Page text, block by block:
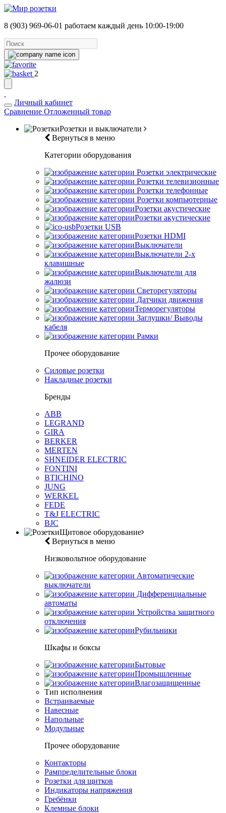
8 (903) 969-06-01 работаем каждый день 10:00-19:00
2
Личный кабинет
Сравнение Отложенный товар
Розетки и выключатели
Вернуться в меню
Категории оборудования
Розетки электрические
Розетки телевизионные
Розетки телефонные
Розетки компьютерные
Розетки акустические
Розетки акустические
Розетки USB
Розетки HDMI
Выключатели
Выключатели 2-х
клавишные
Выключатели для
жалюзи
Светорегуляторы
Датчики движения
Терморегуляторы
Заглушки/ Выводы
кабеля
Рамки
Прочее оборудование
Силовые розетки
Накладные розетки
Бренды
ABB
LEGRAND
GIRA
BERKER
MERTEN
SHNEIDER ELECTRIC
FONTINI
BTICHINO
JUNG
WERKEL
FEDE
T&J ELECTRIC
BJC
Щитовое оборудование
Вернуться в меню
Низковольтное оборудование
Автоматические
выключатели
Дифференциальные
автоматы
Устройства защитного
отключения
Рубильники
Шкафы и боксы
Бытовые
Промышленные
Влагозащищенные
Тип исполнения
Встраиваемые
Навесные
Напольные
Модульные
Прочее оборудование
Контакторы
Рампределительные блоки
Розетки для щитков
Индикаторы напряжения
Гребёнки
Клемные блоки